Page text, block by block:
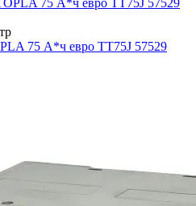
75 А*ч евро TT75J 57529